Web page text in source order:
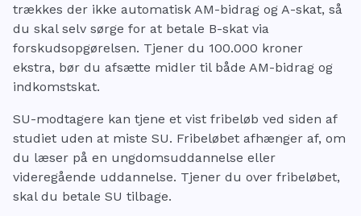
trækkes der ikke automatisk AM-bidrag og A-skat, så
du skal selv sørge for at betale B-skat via
forskudsopgørelsen. Tjener du 100.000 kroner
ekstra, bør du afsætte midler til både AM-bidrag og
indkomstskat.
SU-modtagere kan tjene et vist fribeløb ved siden af
studiet uden at miste SU. Fribeløbet afhænger af, om
du læser på en ungdomsuddannelse eller
videregående uddannelse. Tjener du over fribeløbet,
skal du betale SU tilbage.